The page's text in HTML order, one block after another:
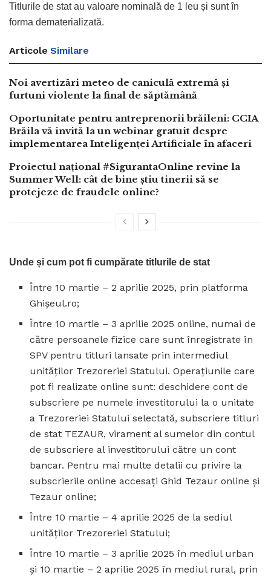
Titlurile de stat au valoare nominală de 1 leu și sunt în
forma dematerializată.
Articole Similare
Noi avertizări meteo de caniculă extremă și
furtuni violente la final de săptămână
Oportunitate pentru antreprenorii brăileni: CCIA
Brăila vă invită la un webinar gratuit despre
implementarea Inteligenței Artificiale în afaceri
Proiectul național #SigurantaOnline revine la
Summer Well: cât de bine știu tinerii să se
protejeze de fraudele online?
Unde și cum pot fi cumpărate titlurile de stat
Între 10 martie – 2 aprilie 2025, prin platforma
Ghișeul.ro;
Între 10 martie – 3 aprilie 2025 online, numai de
către persoanele fizice care sunt înregistrate în
SPV pentru titluri lansate prin intermediul
unităților Trezoreriei Statului. Operațiunile care
pot fi realizate online sunt: deschidere cont de
subscriere pe numele investitorului la o unitate
a Trezoreriei Statului selectată, subscriere titluri
de stat TEZAUR, virament al sumelor din contul
de subscriere al investitorului către un cont
bancar. Pentru mai multe detalii cu privire la
subscrierile online accesați Ghid Tezaur online și
Tezaur online;
Între 10 martie – 4 aprilie 2025 de la sediul
unităților Trezoreriei Statului;
Între 10 martie – 3 aprilie 2025 în mediul urban
și 10 martie – 2 aprilie 2025 în mediul rural, prin